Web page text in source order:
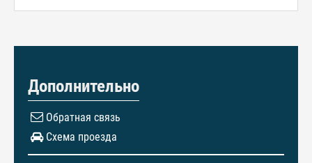
Дополнительно
Обратная связь
Схема проезда